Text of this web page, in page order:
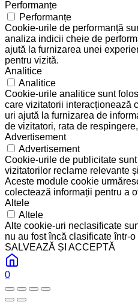
Performanțe
Performanțe
Cookie-urile de performanță
analiza indicii cheie de
ajută la furnizarea unei
pentru vizită.
Analitice
Analitice
Cookie-urile analitice sunt
care vizitatorii interacționează
uri ajută la furnizarea de
de vizitatori, rata de
Advertisement
Advertisement
Cookie-urile de publicitate
vizitatorilor reclame relevante
Aceste module cookie
colectează informații pentru a
Altele
Altele
Alte cookie-uri neclasificate
nu au fost încă clasificate într-o
SALVEAZĂ ȘI ACCEPTĂ
0